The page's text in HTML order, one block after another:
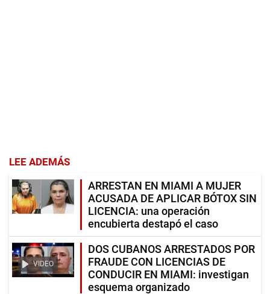
LEE ADEMÁS
ARRESTAN EN MIAMI A MUJER
ACUSADA DE APLICAR BÓTOX SIN
LICENCIA: una operación
encubierta destapó el caso
VIDEO
DOS CUBANOS ARRESTADOS POR
FRAUDE CON LICENCIAS DE
CONDUCIR EN MIAMI: investigan
esquema organizado